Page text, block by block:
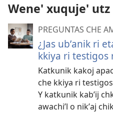
Wene' xuquje'
PREGUNTAS CHE
¿Jas ubʼanik ri
kkiya ri testigos
Katkunik kakoj
che kkiya ri
Y katkunik kabʼij
awachiʼl o nikʼaj